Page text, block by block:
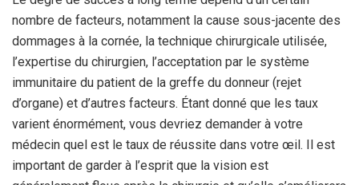
nombre de facteurs, notamment la cause sous-jacente des
dommages à la cornée, la technique chirurgicale utilisée,
l’expertise du chirurgien, l’acceptation par le système
immunitaire du patient de la greffe du donneur (rejet
d’organe) et d’autres facteurs. Étant donné que les taux
varient énormément, vous devriez demander à votre
médecin quel est le taux de réussite dans votre œil. Il est
important de garder à l’esprit que la vision est